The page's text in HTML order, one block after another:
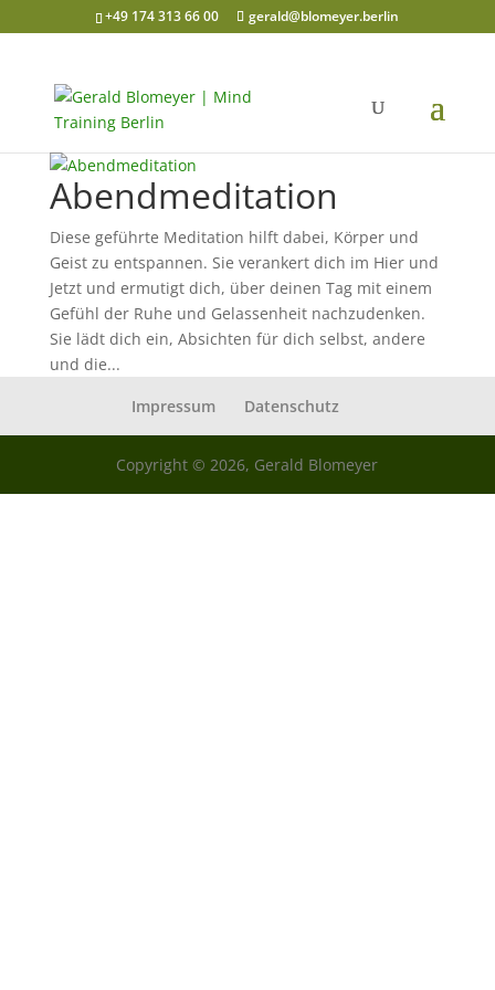
+49 174 313 66 00 gerald@blomeyer.berlin
Abendmeditation
Diese geführte Meditation hilft dabei, Körper und
Geist zu entspannen. Sie verankert dich im Hier und
Jetzt und ermutigt dich, über deinen Tag mit einem
Gefühl der Ruhe und Gelassenheit nachzudenken.
Sie lädt dich ein, Absichten für dich selbst, andere
und die...
Impressum
Datenschutz
Copyright © 2026, Gerald Blomeyer